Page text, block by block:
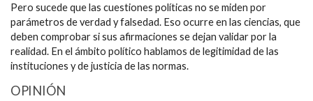
Pero sucede que las cuestiones políticas no se miden por
parámetros de verdad y falsedad. Eso ocurre en las ciencias, que
deben comprobar si sus afirmaciones se dejan validar por la
realidad. En el ámbito político hablamos de legitimidad de las
instituciones y de justicia de las normas.
OPINIÓN